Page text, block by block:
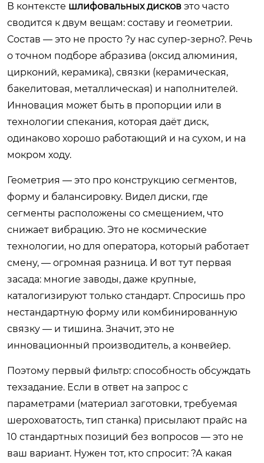
В контексте шлифовальных дисков это часто
сводится к двум вещам: составу и геометрии.
Состав — это не просто ?у нас супер-зерно?. Речь
о точном подборе абразива (оксид алюминия,
цирконий, керамика), связки (керамическая,
бакелитовая, металлическая) и наполнителей.
Инновация может быть в пропорции или в
технологии спекания, которая даёт диск,
одинаково хорошо работающий и на сухом, и на
мокром ходу.
Геометрия — это про конструкцию сегментов,
форму и балансировку. Видел диски, где
сегменты расположены со смещением, что
снижает вибрацию. Это не космические
технологии, но для оператора, который работает
смену, — огромная разница. И вот тут первая
засада: многие заводы, даже крупные,
каталогизируют только стандарт. Спросишь про
нестандартную форму или комбинированную
связку — и тишина. Значит, это не
инновационный производитель, а конвейер.
Поэтому первый фильтр: способность обсуждать
техзадание. Если в ответ на запрос с
параметрами (материал заготовки, требуемая
шероховатость, тип станка) присылают прайс на
10 стандартных позиций без вопросов — это не
ваш вариант. Нужен тот, кто спросит: ?А какая